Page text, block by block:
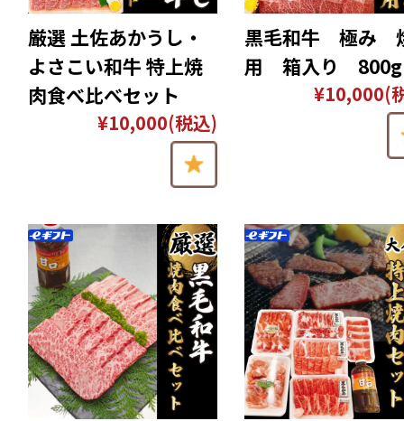
厳選 土佐あかうし・
よさこい和牛 特上焼
肉食べ比べセット
¥10,000(税込)
黒毛和牛 極み
用 箱入り 800g
¥10,000(